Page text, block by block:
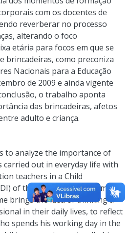
com os docentes de
reverberar no processo
alterando o foco
etária para focos em que se
brincadeiras, como preconiza
Nacionais para a Educação
de 2009 e ainda vigente
o trabalho aponta
das brincadeiras, afetos
adulto e criança.
to analyze the importance of
carried out in everyday life with
teachers in a Child
of the Municipal Department
brings the idea of thinking a
in their daily lives, to reflect
spends his working day in the